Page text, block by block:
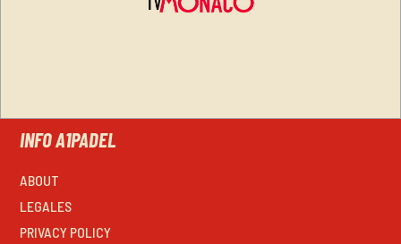
INFO A1PADEL
ABOUT
LEGALES
PRIVACY POLICY